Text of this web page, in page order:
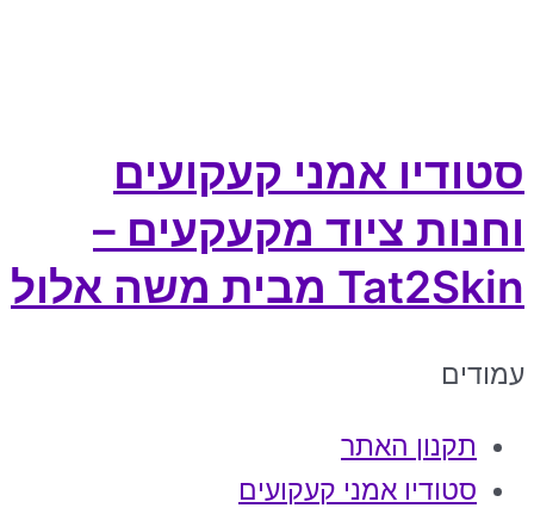
סטודיו אמני קעקועים
וחנות ציוד מקעקעים –
Tat2Skin מבית משה אלול
עמודים
תקנון האתר
סטודיו אמני קעקועים